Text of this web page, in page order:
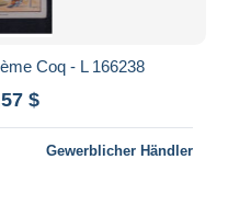
Coq - L 166238
$
Gewerblicher Händler